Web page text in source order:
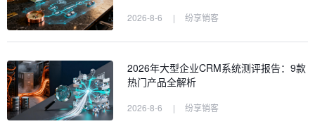
2026-8-6 | 纷享销客
2026年大型企业CRM系统测评报告：9款
热门产品全解析
2026-8-6 | 纷享销客